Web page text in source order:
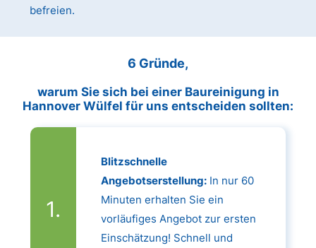
befreien.
6 Gründe,
warum Sie sich bei einer Baureinigung in
Hannover Wülfel für uns entscheiden sollten:
Blitzschnelle
Angebotserstellung:In nur 60
Minuten erhalten Sie ein
vorläufiges Angebot zur ersten
Einschätzung! Schnell und